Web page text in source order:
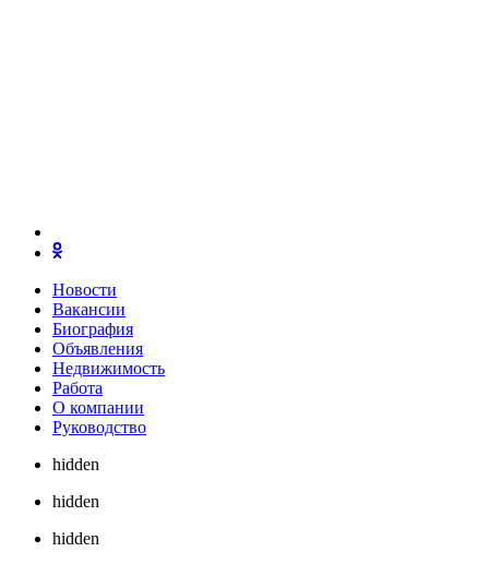
Новости
Вакансии
Биография
Объявления
Недвижимость
Работа
О компании
Руководство
hidden
hidden
hidden